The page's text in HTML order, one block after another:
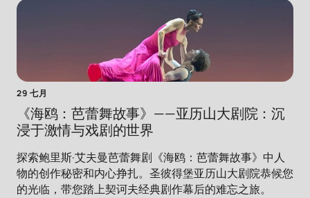
29 七月
《海鸥：芭蕾舞故事》——亚历山大剧院：沉
浸于激情与戏剧的世界
探索鲍里斯·艾夫曼芭蕾舞剧《海鸥：芭蕾舞故事》中人
物的创作秘密和内心挣扎。圣彼得堡亚历山大剧院恭候您
的光临，带您踏上契诃夫经典剧作幕后的难忘之旅。